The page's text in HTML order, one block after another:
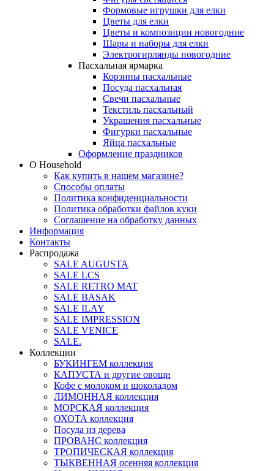
Формовые игрушки для елки
Цветы для елки
Цветы и композиции новогодние
Шары и наборы для елки
Электрогирлянды новогодние
Пасхальная ярмарка
Корзины пасхальные
Посуда пасхальная
Свечи пасхальные
Текстиль пасхальный
Украшения пасхальные
Фигурки пасхальные
Яйца пасхальные
Оформление праздников
О Household
Как купить в нашем магазине?
Способы оплаты
Политика конфиденциальности
Политика обработки файлов куки
Соглашение на обработку данных
Информация
Контакты
Распродажа
SALE AUGUSTA
SALE LCS
SALE RETRO MAT
SALE BASAK
SALE ILAY
SALE IMPRESSION
SALE VENICE
SALE.
Коллекции
БУКИНГЕМ коллекция
КАПУСТА и другие овощи
Кофе с молоком и шоколадом
ЛИМОННАЯ коллекция
МОРСКАЯ коллекция
ОХОТА коллекция
Посуда из дерева
ПРОВАНС коллекция
ТРОПИЧЕСКАЯ коллекция
ТЫКВЕННАЯ осенняя коллекция